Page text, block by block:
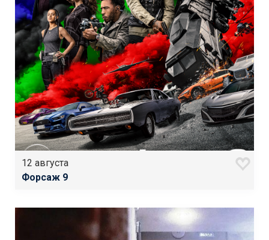
12 августа
Форсаж 9